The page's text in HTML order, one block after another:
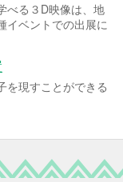
べる３D映像は、地
イベントでの出展に
を現すことができる